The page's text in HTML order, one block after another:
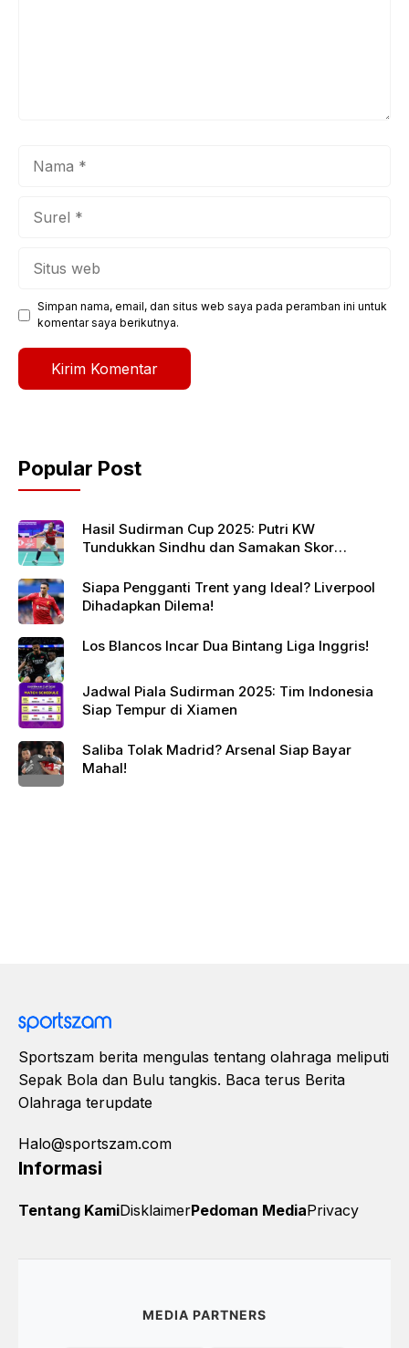
Simpan nama, email, dan situs web saya pada peramban ini untuk
komentar saya berikutnya.
Popular Post
Hasil Sudirman Cup 2025: Putri KW
Tundukkan Sindhu dan Samakan Skor
Siapa Pengganti Trent yang Ideal? Liverpool
Dihadapkan Dilema!
Los Blancos Incar Dua Bintang Liga Inggris!
Jadwal Piala Sudirman 2025: Tim Indonesia
Siap Tempur di Xiamen
Saliba Tolak Madrid? Arsenal Siap Bayar
Mahal!
Sportszam berita mengulas tentang olahraga meliputi
Sepak Bola dan Bulu tangkis. Baca terus Berita
Olahraga terupdate
Halo@sportszam.com
Informasi
Tentang KamiDisklaimerPedoman MediaPrivacy
MEDIA PARTNERS